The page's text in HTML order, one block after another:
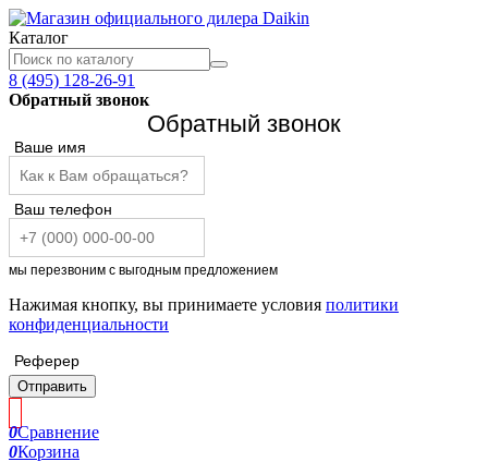
Каталог
8 (495) 128-26-91
Обратный звонок
Обратный звонок
Ваше имя
Ваш телефон
мы перезвоним с выгодным предложением
Нажимая кнопку, вы принимаете условия политики
конфиденциальности
Реферер
Отправить
0Сравнение
0Корзина